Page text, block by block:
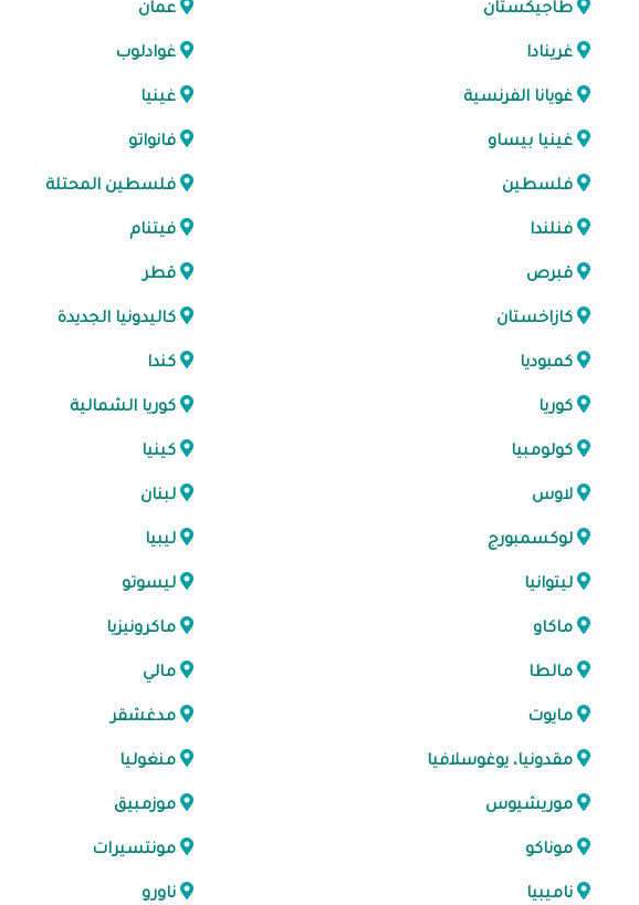
طاجيكستان عمان
غرينادا غوادلوب
غويانا الفرنسية غينيا
غينيا بيساو فانواتو
فلسطين فلسطين المحتلة
فنلندا فيتنام
قبرص قطر
كازاخستان كاليدونيا الجديدة
كمبوديا كندا
كوريا كوريا الشمالية
كولومبيا كينيا
لاوس لبنان
لوكسمبورج ليبيا
ليتوانيا ليسوتو
ماكاو ماكرونيزيا
مالطا مالي
مايوت مدغشقر
مقدونيا، يوغوسلافيا منغوليا
موريشيوس موزمبيق
موناكو مونتسيرات
ناميبيا ناورو